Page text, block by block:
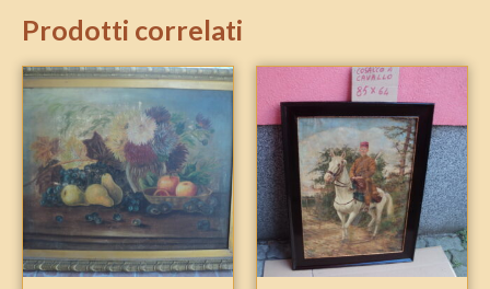
Prodotti correlati